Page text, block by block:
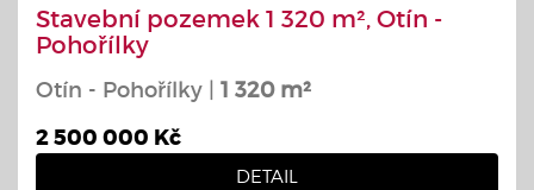
Stavební pozemek 1 320 m², Otín -
Pohořílky
Otín - Pohořílky | 1 320 m²
2 500 000 Kč
DETAIL